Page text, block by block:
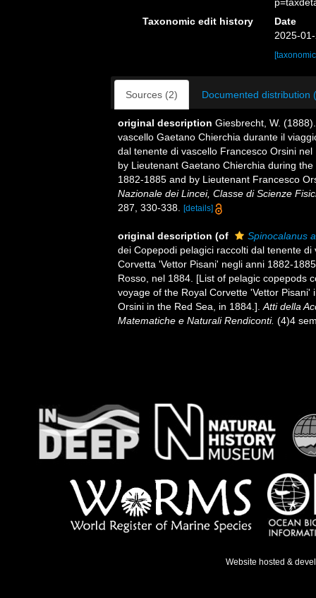
Taxonomic edit history
Date
2025-
Sources (2) Documented distribution
original description Giesbrecht, W.
vascello Gaetano Chierchia durante il
dal tenente di vascello Francesco Orsini
by Lieutenant Gaetano Chierchia during
1882-1885 and by Lieutenant Francesco
Nazionale dei Lincei, Classe di Scienze
287, 330-338.
[details]
original description (of
Spinocalanus
dei Copepodi pelagici raccolti dal tenente
Corvetta 'Vettor Pisani' negli anni 1882-
Rosso, nel 1884. [List of pelagic copepods
voyage of the Royal Corvette 'Vettor
Orsini in the Red Sea, in 1884.]. Atti della
Matematiche e Naturali Rendiconti. (4)4
Website hosted &